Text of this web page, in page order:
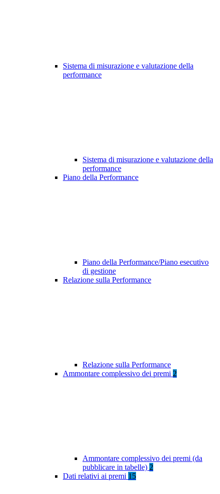
Sistema di misurazione e valutazione della
performance
Sistema di misurazione e valutazione della
performance
Piano della Performance
Piano della Performance/Piano esecutivo
di gestione
Relazione sulla Performance
Relazione sulla Performance
Ammontare complessivo dei premi 2
Ammontare complessivo dei premi (da
pubblicare in tabelle) 2
Dati relativi ai premi 15